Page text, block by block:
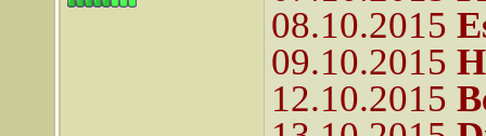
08.10.2015
09.10.2015
12.10.2015